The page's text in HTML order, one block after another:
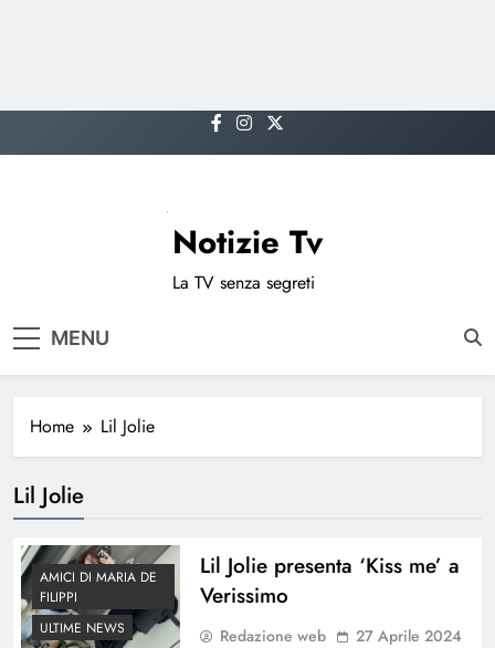
to
Notizie Tv
La TV senza segreti
MENU
Home Lil Jolie
Lil Jolie
AMICI DI MARIA DE
FILIPPI
ULTIME NEWS
Lil Jolie presenta ‘Kiss me’ a
Verissimo
Redazione web
27 Aprile 2024